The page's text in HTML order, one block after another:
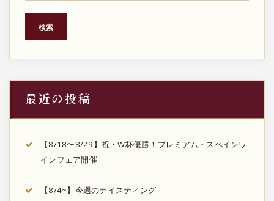
ジ
送
り
検索
最近の投稿
【8/18〜8/29】祝・W杯優勝！プレミアム・スペインワ
インフェア開催
【8/4~】今週のテイスティング